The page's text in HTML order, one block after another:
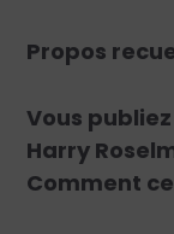
Propos
Vous
Harry
Comment